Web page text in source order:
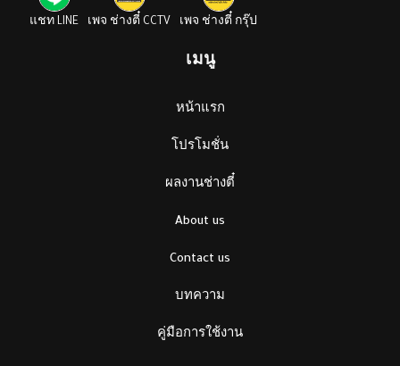
แชท LINE เพจ ช่างตี๋ CCTV เพจ ช่างตี๋ กรุ๊ป
เมนู
หน้าแรก
โปรโมชั่น
ผลงานช่างตี๋
About us
Contact us
บทความ
คู่มือการใช้งาน